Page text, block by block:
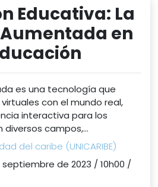
Educativa: La
en
es una tecnología que
con el mundo real,
interactiva para los
diversos campos,...
del caribe (UNICARIBE)
septiembre de 2023 / 10h00 /